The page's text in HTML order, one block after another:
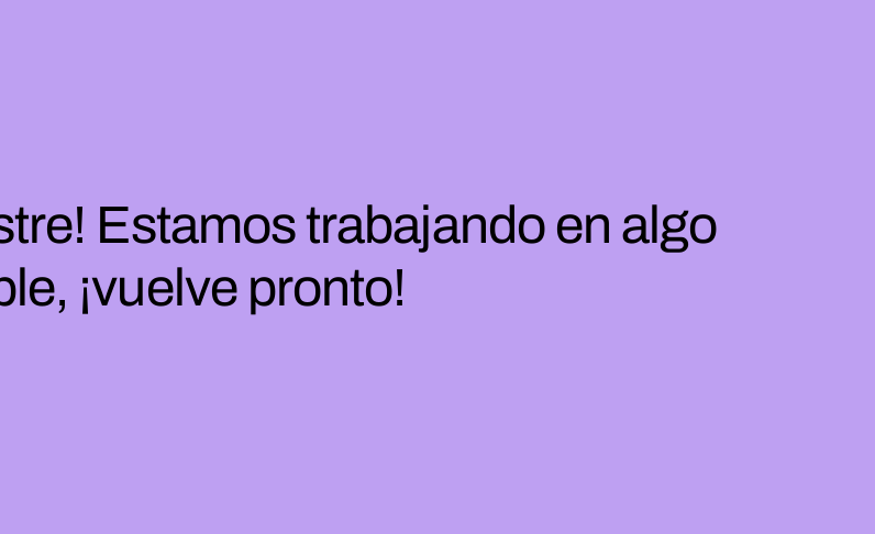
Estamos trabajando en algo
¡vuelve pronto!